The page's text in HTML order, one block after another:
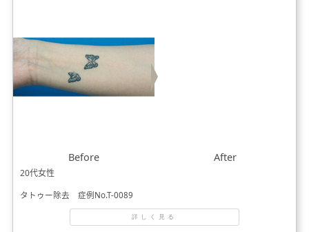
Before After
20代女性
タトゥー除去 症例No.T-0089
詳しく見る